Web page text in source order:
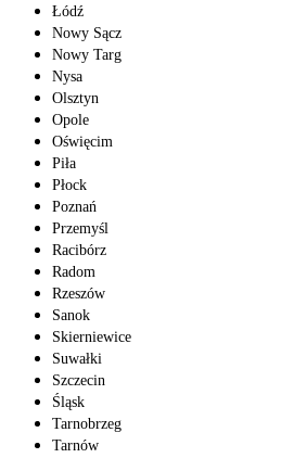
Łódź
Nowy Sącz
Nowy Targ
Nysa
Olsztyn
Opole
Oświęcim
Piła
Płock
Poznań
Przemyśl
Racibórz
Radom
Rzeszów
Sanok
Skierniewice
Suwałki
Szczecin
Śląsk
Tarnobrzeg
Tarnów